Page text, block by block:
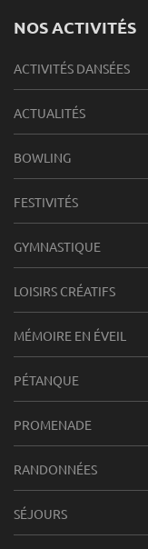
NOS ACTIVITÉS
ACTIVITÉS DANSÉES
ACTUALITÉS
BOWLING
FESTIVITÉS
GYMNASTIQUE
LOISIRS CRÉATIFS
MÉMOIRE EN ÉVEIL
PÉTANQUE
PROMENADE
RANDONNÉES
SÉJOURS